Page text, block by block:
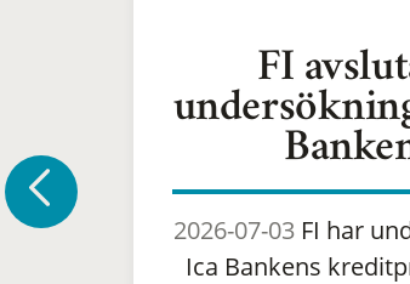
FI
2026-07-03FI har
Ica Bankens